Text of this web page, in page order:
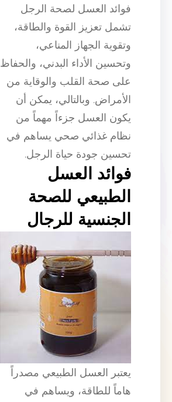
فوائد العسل لصحة الرجل
تشمل تعزيز القوة والطاقة،
وتقوية الجهاز المناعي،
وتحسين الأداء البدني، والحفاظ
على صحة القلب والوقاية من
الأمراض. وبالتالي، يمكن أن
يكون العسل جزءاً مهماً من
نظام غذائي صحي يساهم في
تحسين جودة حياة الرجل.
فوائد العسل
الطبيعي للصحة
الجنسية للرجال
يعتبر العسل الطبيعي مصدراً
هاماً للطاقة، ويساهم في